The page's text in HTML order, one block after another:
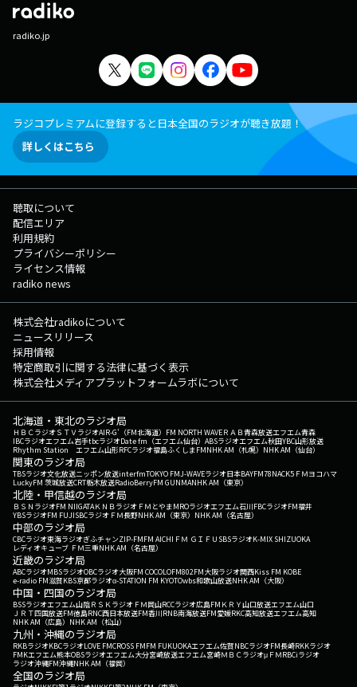
radiko.jp
ラジコプレミアムに登録すると日本全国のラジオが聴き放題！
詳しくはこちら
聴取について
配信エリア
利用規約
プライバシーポリシー
ライセンス情報
radiko news
株式会社radikoについて
ニュースリリース
採用情報
特定商取引に関する法律に基づく表示
株式会社メディアプラットフォームラボについて
北海道・東北のラジオ局
ＨＢＣラジオＳＴＶラジオAIR-G'（FM北海道） FM NORTH WAVEＲＡＢ青森放送エフエム青森
IBCラジオエフエム岩手tbcラジオDate fm（エフエム仙台） ABSラジオエフエム秋田YBC山形放送
Rhythm Station エフエム山形RFCラジオ福島ふくしまFMNHK AM（札幌） NHK AM（仙台）
関東のラジオ局
TBSラジオ文化放送ニッポン放送interfmTOKYO FMJ-WAVEラジオ日本BAYFM78NACK5 ＦＭヨコハマ
LuckyFM 茨城放送CRT栃木放送RadioBerryFM GUNMANHK AM（東京）
北陸・甲信越のラジオ局
ＢＳＮラジオFM NIIGATAＫＮＢラジオ ＦＭとやまMROラジオエフエム石川FBCラジオFM福井
YBSラジオFM FUJISBCラジオ ＦＭ長野NHK AM（東京） NHK AM（名古屋）
中部のラジオ局
CBCラジオ東海ラジオぎふチャンZIP-FMFM AICHI ＦＭ ＧＩＦＵ SBSラジオK-MIX SHIZUOKA
レディオキューブ ＦＭ三重NHK AM（名古屋）
近畿のラジオ局
ABCラジオMBSラジオOBCラジオ大阪FM COCOLOFM802FM大阪ラジオ関西Kiss FM KOBE
e-radio FM滋賀KBS京都ラジオα-STATION FM KYOTOwbs和歌山放送NHK AM（大阪）
中国・四国のラジオ局
BSSラジオエフエム山陰ＲＳＫラジオ ＦＭ岡山RCCラジオ広島FM ＫＲＹ山口放送エフエム山口
ＪＲＴ四国放送FM徳島RNC西日本放送FM香川RNB南海放送FM愛媛RKC高知放送エフエム高知
NHK AM（広島） NHK AM（松山）
九州・沖縄のラジオ局
RKBラジオKBCラジオLOVE FMCROSS FMFM FUKUOKAエフエム佐賀NBCラジオFM長崎RKKラジオ
FMKエフエム熊本OBSラジオエフエム大分宮崎放送エフエム宮崎ＭＢＣラジオμＦＭRBCiラジオ
ラジオ沖縄FM沖縄NHK AM（福岡）
全国のラジオ局